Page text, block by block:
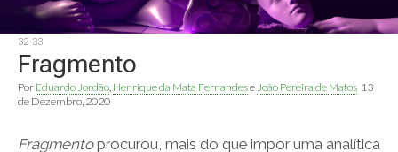
32-33
Fragmento
Por Eduardo Jordão Henrique da Mata Fernandese João Pereira de Matos 13
de Dezembro, 2020
Fragmentoprocurou, mais do que impor uma analítica